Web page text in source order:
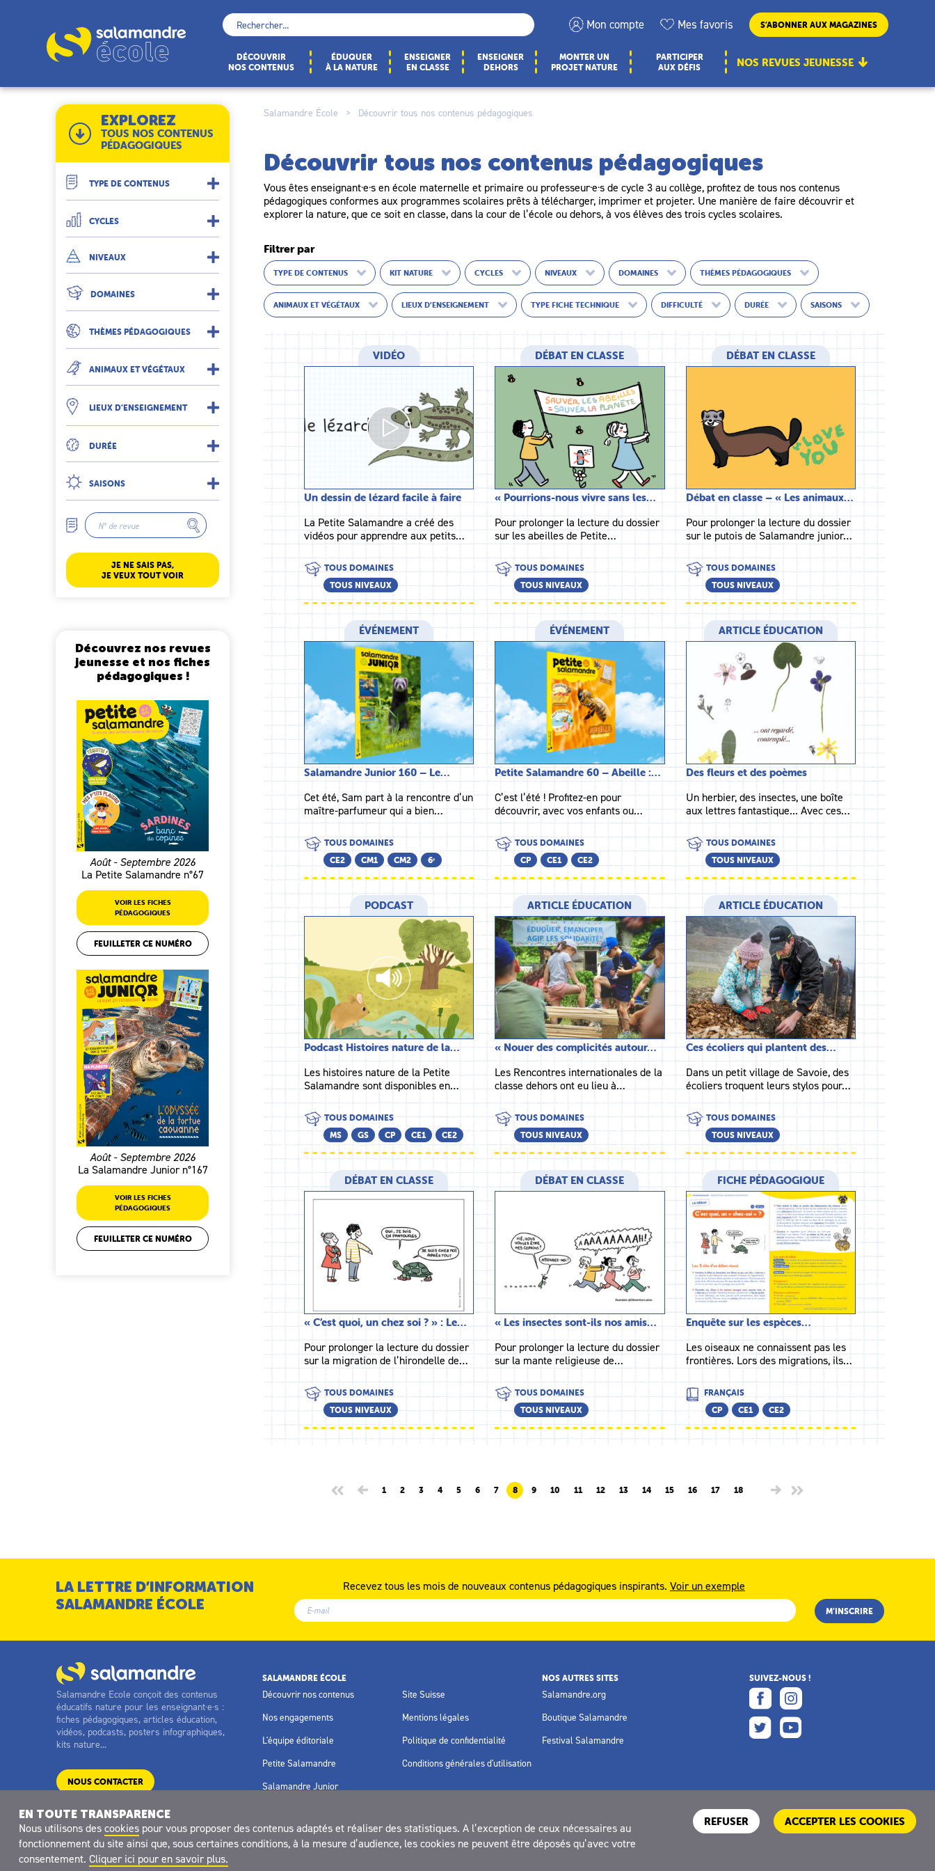
École
Rechercher :
Mon compte Mes favoris S’ABONNER AUX MAGAZINES
DÉCOUVRIR
NOS CONTENUS
ÉDUQUER
À LA NATURE
ENSEIGNER
EN CLASSE
ENSEIGNER
DEHORS
MONTER UN
PROJET NATURE
PARTICIPER
AUX DÉFIS
NOS REVUES JEUNESSE
EXPLOREZ
TOUS NOS CONTENUS
PÉDAGOGIQUES
TYPE DE CONTENUS
CYCLES
NIVEAUX
DOMAINES
THÈMES PÉDAGOGIQUES
ANIMAUX ET VÉGÉTAUX
LIEUX D’ENSEIGNEMENT
DURÉE
SAISONS
JE NE SAIS PAS,
JE VEUX TOUT VOIR
Découvrez nos revues
jeunesse et nos fiches
pédagogiques !
Août - Septembre 2026
La Petite Salamandre n°67
VOIR LES FICHES
PÉDAGOGIQUES
FEUILLETER CE NUMÉRO
Août - Septembre 2026
La Salamandre Junior n°167
VOIR LES FICHES
PÉDAGOGIQUES
FEUILLETER CE NUMÉRO
Salamandre École > Découvrir tous nos contenus pédagogiques
Découvrir tous nos contenus pédagogiques
Vous êtes enseignant·e·s en école maternelle et primaire ou professeur·e·s de cycle 3 au collège, profitez de tous nos contenus
pédagogiques conformes aux programmes scolaires prêts à télécharger, imprimer et projeter. Une manière de faire découvrir et
explorer la nature, que ce soit en classe, dans la cour de l’école ou dehors, à vos élèves des trois cycles scolaires.
Filtrer par
TYPE DE CONTENUS KIT NATURE CYCLES NIVEAUX DOMAINES THÈMES PÉDAGOGIQUES
ANIMAUX ET VÉGÉTAUX LIEUX D’ENSEIGNEMENT TYPE FICHE TECHNIQUE DIFFICULTÉ DURÉE SAISONS
VIDÉO
Un dessin de lézard facile à faire
La Petite Salamandre a créé des
vidéos pour apprendre aux petits…
TOUS DOMAINES
TOUS NIVEAUX
DÉBAT EN CLASSE
« Pourrions-nous vivre sans les…
Pour prolonger la lecture du dossier
sur les abeilles de Petite…
TOUS DOMAINES
TOUS NIVEAUX
DÉBAT EN CLASSE
Débat en classe – « Les animaux…
Pour prolonger la lecture du dossier
sur le putois de Salamandre junior…
TOUS DOMAINES
TOUS NIVEAUX
ÉVÉNEMENT
Salamandre Junior 160 – Le…
Cet été, Sam part à la rencontre d’un
maître-parfumeur qui a bien…
TOUS DOMAINES
CE2
CM1 CM2 6ᵉ
ÉVÉNEMENT
Petite Salamandre 60 – Abeille :…
C’est l’été ! Profitez-en pour
découvrir, avec vos enfants ou…
TOUS DOMAINES
CP
CE1 CE2
ARTICLE ÉDUCATION
Des fleurs et des poèmes
Un herbier, des insectes, une boîte
aux lettres fantastique... Avec ces…
TOUS DOMAINES
TOUS NIVEAUX
PODCAST
Podcast Histoires nature de la…
Les histoires nature de la Petite
Salamandre sont disponibles en…
TOUS DOMAINES
MS
GS CP CE1 CE2
ARTICLE ÉDUCATION
« Nouer des complicités autour…
Les Rencontres internationales de la
classe dehors ont eu lieu à…
TOUS DOMAINES
TOUS NIVEAUX
ARTICLE ÉDUCATION
Ces écoliers qui plantent des…
Dans un petit village de Savoie, des
écoliers troquent leurs stylos pour…
TOUS DOMAINES
TOUS NIVEAUX
DÉBAT EN CLASSE
« C’est quoi, un chez soi ? » : Le…
Pour prolonger la lecture du dossier
sur la migration de l’hirondelle de…
TOUS DOMAINES
TOUS NIVEAUX
DÉBAT EN CLASSE
« Les insectes sont-ils nos amis…
Pour prolonger la lecture du dossier
sur la mante religieuse de…
TOUS DOMAINES
TOUS NIVEAUX
FICHE PÉDAGOGIQUE
Enquête sur les espèces…
Les oiseaux ne connaissent pas les
frontières. Lors des migrations, ils…
FRANÇAIS
CP
CE1 CE2
1 2 3 4 5 6 7 8 9 10 11 12 13 14 15 16 17 18
LA LETTRE D’INFORMATION
SALAMANDRE ÉCOLE
Recevez tous les mois de nouveaux contenus pédagogiques inspirants. Voir un exemple
Salamandre Ecole conçoit des contenus
éducatifs nature pour les enseignant·e·s :
fiches pédagogiques, articles éducation,
vidéos, podcasts, posters infographiques,
kits nature...
NOUS CONTACTER
SALAMANDRE ÉCOLE
Découvrir nos contenus
Nos engagements
L'équipe éditoriale
Petite Salamandre
Salamandre Junior
Site Suisse
Mentions légales
Politique de confidentialité
Conditions générales d'utilisation
NOS AUTRES SITES
Salamandre.org
Boutique Salamandre
Festival Salamandre
SUIVEZ-NOUS !
Site réalisé avec le soutien de
EN TOUTE TRANSPARENCE
Nous utilisons des cookiespour vous proposer des contenus adaptés et réaliser des statistiques. A l’exception de ceux nécessaires au
fonctionnement du site ainsi que, sous certaines conditions, à la mesure d’audience, les cookies ne peuvent être déposés qu’avec votre
consentement. Cliquer ici pour en savoir plus.
REFUSER ACCEPTER LES COOKIES